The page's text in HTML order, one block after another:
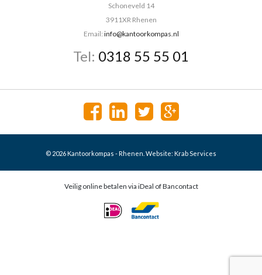
Schoneveld 14
3911XR Rhenen
Email: info@kantoorkompas.nl
Tel: 0318 55 55 01
© 2026 Kantoorkompas - Rhenen. Website: Krab Services
Veilig online betalen via iDeal of Bancontact